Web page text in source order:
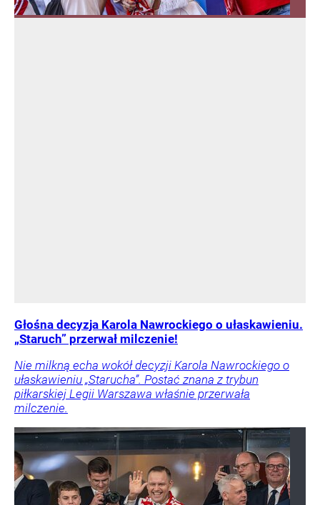
Głośna decyzja Karola Nawrockiego o ułaskawieniu.
„Staruch” przerwał milczenie!
Nie milkną echa wokół decyzji Karola Nawrockiego o
ułaskawieniu „Starucha”. Postać znana z trybun
piłkarskiej Legii Warszawa właśnie przerwała
milczenie.